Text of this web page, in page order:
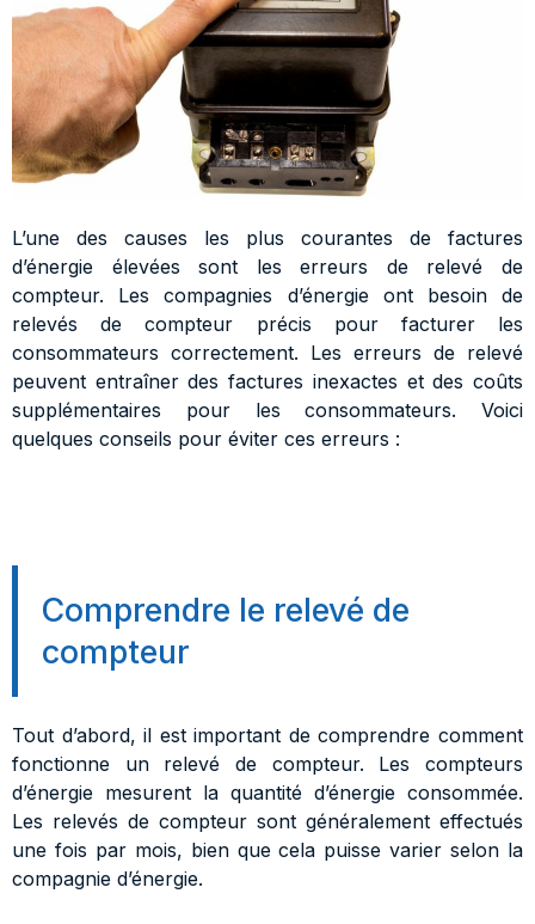
L’une des causes les plus courantes de factures
d’énergie élevées sont les erreurs de relevé de
compteur. Les compagnies d’énergie ont besoin de
relevés de compteur précis pour facturer les
consommateurs correctement. Les erreurs de relevé
peuvent entraîner des factures inexactes et des coûts
supplémentaires pour les consommateurs. Voici
quelques conseils pour éviter ces erreurs :
Comprendre le relevé de
compteur
Tout d’abord, il est important de comprendre comment
fonctionne un relevé de compteur. Les compteurs
d’énergie mesurent la quantité d’énergie consommée.
Les relevés de compteur sont généralement effectués
une fois par mois, bien que cela puisse varier selon la
compagnie d’énergie.